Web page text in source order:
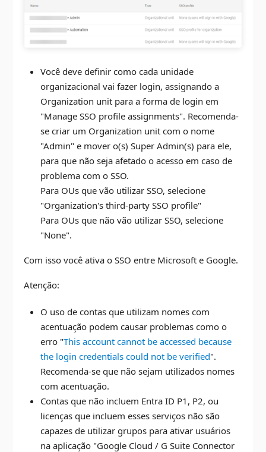
Você deve definir como cada unidade
organizacional vai fazer login, assignando a
Organization unit para a forma de login em
"Manage SSO profile assignments". Recomenda-
se criar um Organization unit com o nome
"Admin" e mover o(s) Super Admin(s) para ele,
para que não seja afetado o acesso em caso de
problema com o SSO.
Para OUs que vão utilizar SSO, selecione
"Organization's third-party SSO profile"
Para OUs que não vão utilizar SSO, selecione
"None".
Com isso você ativa o SSO entre Microsoft e Google.
Atenção:
O uso de contas que utilizam nomes com
acentuação podem causar problemas como o
erro "This account cannot be accessed because
the login credentials could not be verified".
Recomenda-se que não sejam utilizados nomes
com acentuação.
Contas que não incluem Entra ID P1, P2, ou
licenças que incluem esses serviços não são
capazes de utilizar grupos para ativar usuários
na aplicação "Google Cloud / G Suite Connector